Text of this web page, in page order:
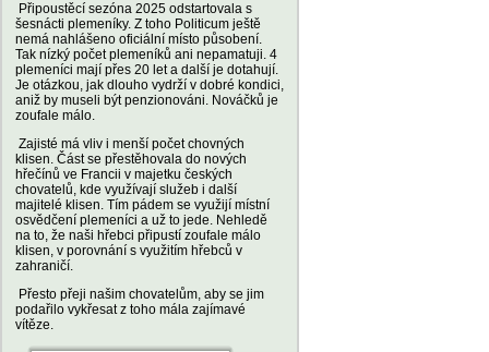
Připoustěcí sezóna 2025 odstartovala s
šesnácti plemeníky. Z toho Politicum ještě
nemá nahlášeno oficiální místo působení.
Tak nízký počet plemeníků ani nepamatuji. 4
plemeníci mají přes 20 let a další je dotahují.
Je otázkou, jak dlouho vydrží v dobré kondici,
aniž by museli být penzionováni. Nováčků je
zoufale málo.
Zajisté má vliv i menší počet chovných
klisen. Část se přestěhovala do nových
hřečínů ve Francii v majetku českých
chovatelů, kde využívají služeb i další
majitelé klisen. Tím pádem se využijí místní
osvědčení plemeníci a už to jede. Nehledě
na to, že naši hřebci připustí zoufale málo
klisen, v porovnání s využitím hřebců v
zahraničí.
Přesto přeji našim chovatelům, aby se jim
podařilo vykřesat z toho mála zajímavé
vítěze.